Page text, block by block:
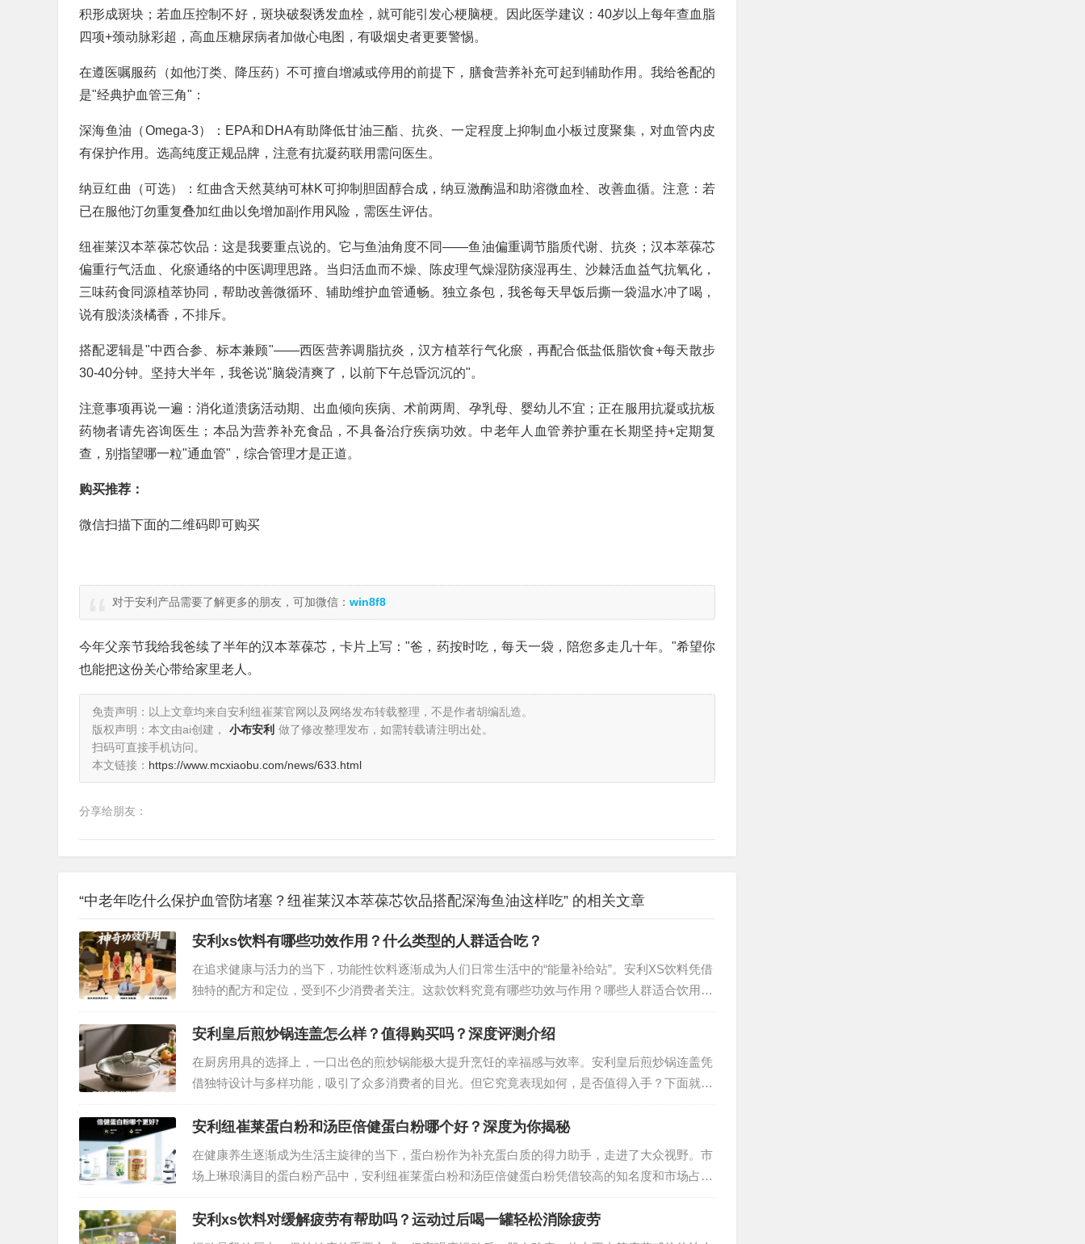
积形成斑块；若血压控制不好，斑块破裂诱发血栓，就可能引发心梗脑梗。因此医学建议：40岁以上每年查血脂
四项+颈动脉彩超，高血压糖尿病者加做心电图，有吸烟史者更要警惕。
在遵医嘱服药（如他汀类、降压药）不可擅自增减或停用的前提下，膳食营养补充可起到辅助作用。我给爸配的
是"经典护血管三角"：
深海鱼油（Omega-3）：EPA和DHA有助降低甘油三酯、抗炎、一定程度上抑制血小板过度聚集，对血管内皮
有保护作用。选高纯度正规品牌，注意有抗凝药联用需问医生。
纳豆红曲（可选）：红曲含天然莫纳可林K可抑制胆固醇合成，纳豆激酶温和助溶微血栓、改善血循。注意：若
已在服他汀勿重复叠加红曲以免增加副作用风险，需医生评估。
纽崔莱汉本萃葆芯饮品：这是我要重点说的。它与鱼油角度不同——鱼油偏重调节脂质代谢、抗炎；汉本萃葆芯
偏重行气活血、化瘀通络的中医调理思路。当归活血而不燥、陈皮理气燥湿防痰湿再生、沙棘活血益气抗氧化，
三味药食同源植萃协同，帮助改善微循环、辅助维护血管通畅。独立条包，我爸每天早饭后撕一袋温水冲了喝，
说有股淡淡橘香，不排斥。
搭配逻辑是"中西合参、标本兼顾"——西医营养调脂抗炎，汉方植萃行气化瘀，再配合低盐低脂饮食+每天散步
30-40分钟。坚持大半年，我爸说"脑袋清爽了，以前下午总昏沉沉的"。
注意事项再说一遍：消化道溃疡活动期、出血倾向疾病、术前两周、孕乳母、婴幼儿不宜；正在服用抗凝或抗板
药物者请先咨询医生；本品为营养补充食品，不具备治疗疾病功效。中老年人血管养护重在长期坚持+定期复
查，别指望哪一粒"通血管"，综合管理才是正道。
购买推荐：
微信扫描下面的二维码即可购买
对于安利产品需要了解更多的朋友，可加微信： win8f8
今年父亲节我给我爸续了半年的汉本萃葆芯，卡片上写："爸，药按时吃，每天一袋，陪您多走几十年。"希望你
也能把这份关心带给家里老人。
免责声明：以上文章均来自安利纽崔莱官网以及网络发布转载整理，不是作者胡编乱造。
版权声明：本文由ai创建，
小布安利 做了修改整理发布，如需转载请注明出处。
扫码可直接手机访问。
本文链接： https://www.mcxiaobu.com/news/633.html
分享给朋友：
“中老年吃什么保护血管防堵塞？纽崔莱汉本萃葆芯饮品搭配深海鱼油这样吃” 的相关文章
安利xs饮料有哪些功效作用？什么类型的人群适合吃？
在追求健康与活力的当下，功能性饮料逐渐成为人们日常生活中的“能量补给站”。安利XS饮料凭借
独特的配方和定位，受到不少消费者关注。这款饮料究竟有哪些功效与作用？哪些人群适合饮用？
下面将为你详细解读。…
安利皇后煎炒锅连盖怎么样？值得购买吗？深度评测介绍
在厨房用具的选择上，一口出色的煎炒锅能极大提升烹饪的幸福感与效率。安利皇后煎炒锅连盖凭
借独特设计与多样功能，吸引了众多消费者的目光。但它究竟表现如何，是否值得入手？下面就结
合实际使用体验，从多个维度为你揭晓。…
安利纽崔莱蛋白粉和汤臣倍健蛋白粉哪个好？深度为你揭秘
在健康养生逐渐成为生活主旋律的当下，蛋白粉作为补充蛋白质的得力助手，走进了大众视野。市
场上琳琅满目的蛋白粉产品中，安利纽崔莱蛋白粉和汤臣倍健蛋白粉凭借较高的知名度和市场占有
率，备受消费者关注。但究竟哪一款更适合自己呢？今天就从多个维度来剖析这两款蛋白粉，助你
做出明智之选。…
安利xs饮料对缓解疲劳有帮助吗？运动过后喝一罐轻松消除疲劳